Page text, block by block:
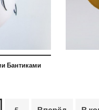
Бантиками